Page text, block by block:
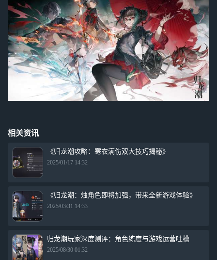
相关资讯
《归龙潮攻略：寒衣满伤双大技巧揭秘》
2025/01/17 14:32
《归龙潮：烛角色即将加强，带来全新游戏体验》
2025/03/31 14:33
归龙潮玩家深度测评：角色练度与游戏运营吐槽
2025/08/30 01:32